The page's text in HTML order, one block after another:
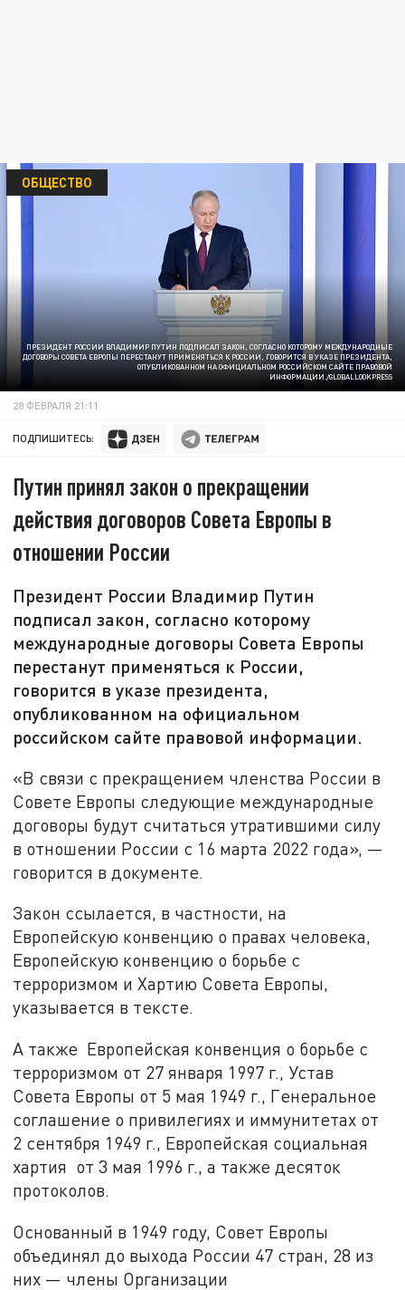
ПРЕЗИДЕНТ РОССИИ ВЛАДИМИР ПУТИН ПОДПИСАЛ ЗАКОН, СОГЛАСНО КОТОРОМУ МЕЖДУНАРОДНЫЕ
ДОГОВОРЫ СОВЕТА ЕВРОПЫ ПЕРЕСТАНУТ ПРИМЕНЯТЬСЯ К РОССИИ, ГОВОРИТСЯ В УКАЗЕ ПРЕЗИДЕНТА,
ОПУБЛИКОВАННОМ НА ОФИЦИАЛЬНОМ РОССИЙСКОМ САЙТЕ ПРАВОВОЙ
ИНФОРМАЦИИ./GLOBALLOOKPRESS
ОБЩЕСТВО
28 ФЕВРАЛЯ 21:11
ПОДПИШИТЕСЬ:
Путин принял закон о прекращении
действия договоров Совета Европы в
отношении России
Президент России Владимир Путин
подписал закон, согласно которому
международные договоры Совета Европы
перестанут применяться к России,
говорится в указе президента,
опубликованном на официальном
российском сайте правовой информации.
«В связи с прекращением членства России в
Совете Европы следующие международные
договоры будут считаться утратившими силу
в отношении России с 16 марта 2022 года», —
говорится в документе.
Закон ссылается, в частности, на
Европейскую конвенцию о правах человека,
Европейскую конвенцию о борьбе с
терроризмом и Хартию Совета Европы,
указывается в тексте.
А также Европейская конвенция о борьбе с
терроризмом от 27 января 1997 г., Устав
Совета Европы от 5 мая 1949 г., Генеральное
соглашение о привилегиях и иммунитетах от
2 сентября 1949 г., Европейская социальная
хартия от 3 мая 1996 г., а также десяток
протоколов.
Основанный в 1949 году, Совет Европы
объединял до выхода России 47 стран, 28 из
них — члены Организации